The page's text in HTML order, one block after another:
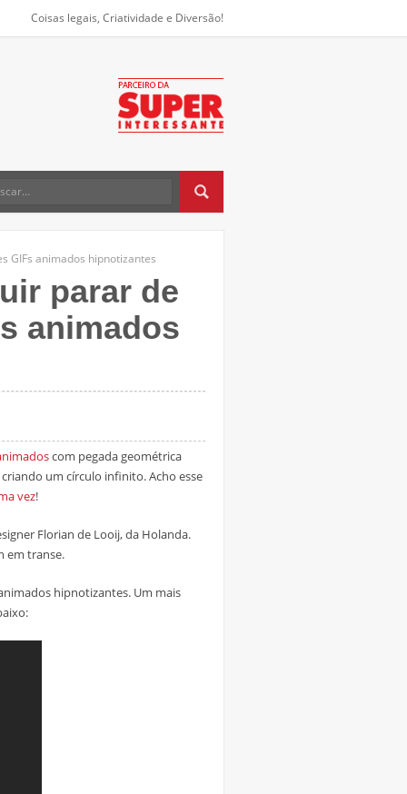
Coisas legais, Criatividade e Diversão!
GIFs animados hipnotizantes
parar de
animados
com pegada geométrica
um círculo infinito. Acho esse
vez!
Florian de Looij, da Holanda.
em transe.
hipnotizantes. Um mais